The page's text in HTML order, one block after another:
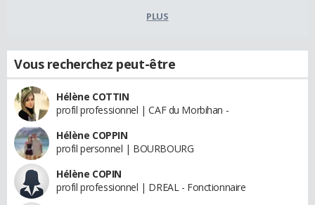
PLUS
Vous recherchez peut-être
Hélène COTTIN
profil professionnel | CAF du Morbihan -
Hélène COPPIN
profil personnel | BOURBOURG
Hélène COPIN
profil professionnel | DREAL - Fonctionnaire